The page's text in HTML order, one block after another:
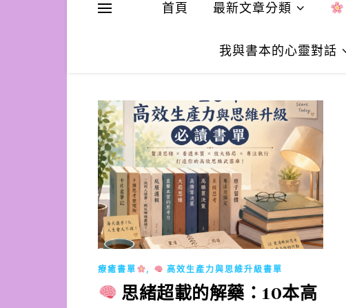
首頁 最新文章分類
我與書本的心靈對話
療癒書單 , 高效生產力與思維升級書單
思緒超載的解藥：10本高